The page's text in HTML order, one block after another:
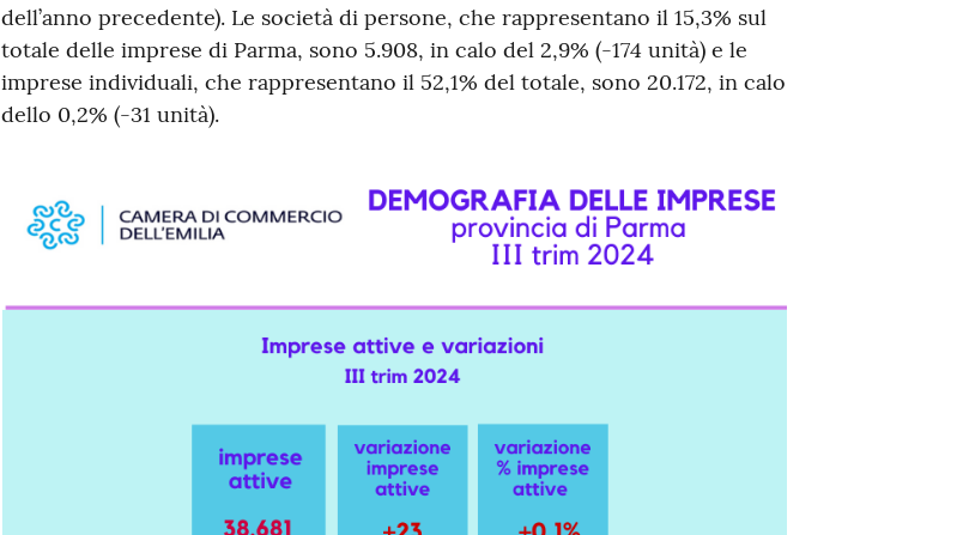
dell’anno precedente). Le società di persone, che rappresentano il 15,3% sul
totale delle imprese di Parma, sono 5.908, in calo del 2,9% (-174 unità) e le
imprese individuali, che rappresentano il 52,1% del totale, sono 20.172, in calo
dello 0,2% (-31 unità).